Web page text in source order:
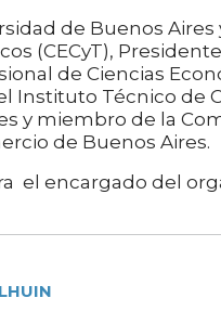
de Buenos
(CECyT),
de Ciencias
Instituto Técnico de
y miembro de la
de Buenos Aires.
el encargado del